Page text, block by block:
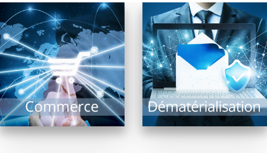
Un équipement
fonctionnel est la
garantie d’un
commerce optimisé : Il
comprend l’ensemble
des systèmes
d’encaissement,...
EN SAVOIR PLUS
La dématérialisation de
documents présente de
nombreux avantages
et intérêts : Recherche
documentaire rapide,
archivage, limitation...
EN SAVOIR PLUS